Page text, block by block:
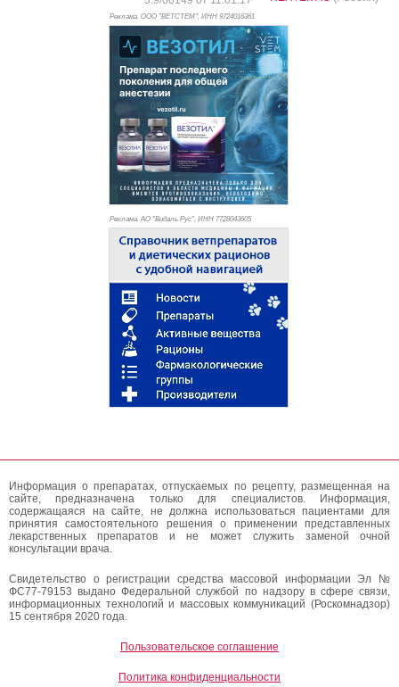
Реклама. ООО "ВЕТСТЕМ", ИНН 9724016361
Реклама. АО "Видаль Рус", ИНН 7728043605
Информация о препаратах, отпускаемых по рецепту, размещенная на
сайте, предназначена только для специалистов. Информация,
содержащаяся на сайте, не должна использоваться пациентами для
принятия самостоятельного решения о применении представленных
лекарственных препаратов и не может служить заменой очной
консультации врача.
Свидетельство о регистрации средства массовой информации Эл №
ФС77-79153 выдано Федеральной службой по надзору в сфере связи,
информационных технологий и массовых коммуникаций (Роскомнадзор)
15 сентября 2020 года.
Пользовательское соглашение
Политика конфиденциальности